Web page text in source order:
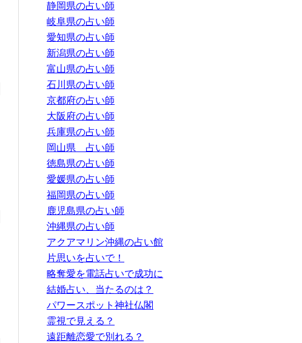
静岡県の占い師
岐阜県の占い師
愛知県の占い師
新潟県の占い師
富山県の占い師
石川県の占い師
京都府の占い師
大阪府の占い師
兵庫県の占い師
岡山県 占い師
徳島県の占い師
愛媛県の占い師
福岡県の占い師
鹿児島県の占い師
沖縄県の占い師
アクアマリン沖縄の占い館
片思いを占いで！
略奪愛を電話占いで成功に
結婚占い、当たるのは？
パワースポット神社仏閣
霊視で見える？
遠距離恋愛で別れる？